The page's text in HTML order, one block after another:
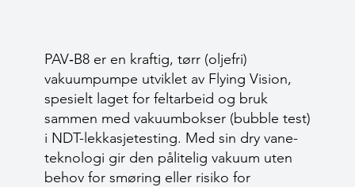
PAV‑B8 er en kraftig, tørr (oljefri)
vakuumpumpe utviklet av Flying Vision,
spesielt laget for feltarbeid og bruk
sammen med vakuumbokser (bubble test)
i NDT-lekkasjetesting. Med sin dry vane-
teknologi gir den pålitelig vakuum uten
behov for smøring eller risiko for